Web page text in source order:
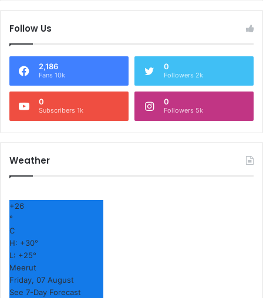
Follow Us
2,186
Fans 10k
0
Followers 2k
0
Subscribers 1k
0
Followers 5k
Weather
+26
°
C
H: +30°
L: +25°
Meerut
Friday, 07 August
See 7-Day Forecast